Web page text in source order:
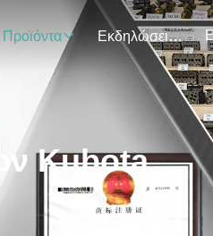
Προϊόντα Εκδηλώσεις
Kubota